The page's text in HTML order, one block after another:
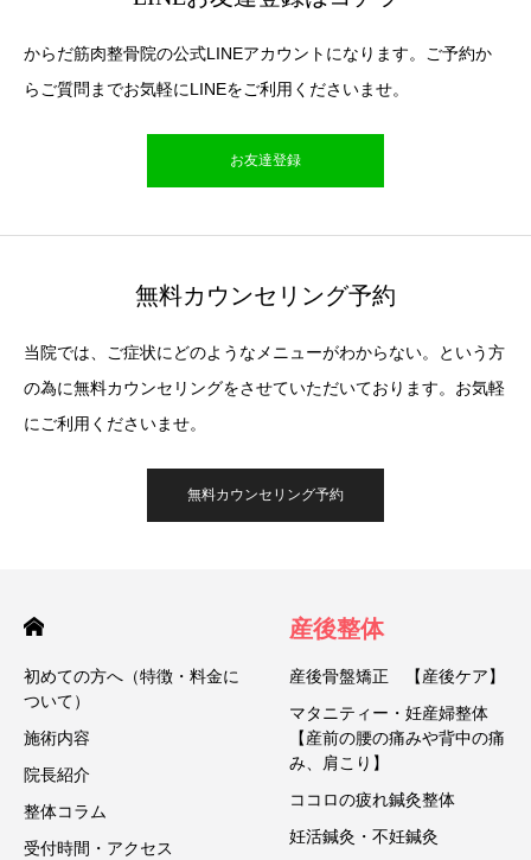
からだ筋肉整骨院の公式LINEアカウントになります。ご予約か
らご質問までお気軽にLINEをご利用くださいませ。
お友達登録
無料カウンセリング予約
当院では、ご症状にどのようなメニューがわからない。という方
の為に無料カウンセリングをさせていただいております。お気軽
にご利用くださいませ。
無料カウンセリング予約
初めての方へ（特徴・料金に
ついて）
施術内容
院長紹介
整体コラム
受付時間・アクセス
産後整体
産後骨盤矯正 【産後ケア】
マタニティー・妊産婦整体
【産前の腰の痛みや背中の痛
み、肩こり】
ココロの疲れ鍼灸整体
妊活鍼灸・不妊鍼灸